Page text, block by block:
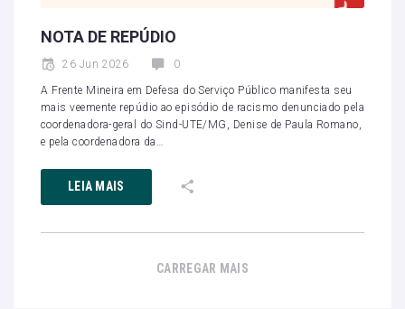
NOTA DE REPÚDIO
26 Jun 2026 0
A Frente Mineira em Defesa do Serviço Público manifesta seu
mais veemente repúdio ao episódio de racismo denunciado pela
coordenadora-geral do Sind-UTE/MG, Denise de Paula Romano,
e pela coordenadora da…
LEIA MAIS
CARREGAR MAIS